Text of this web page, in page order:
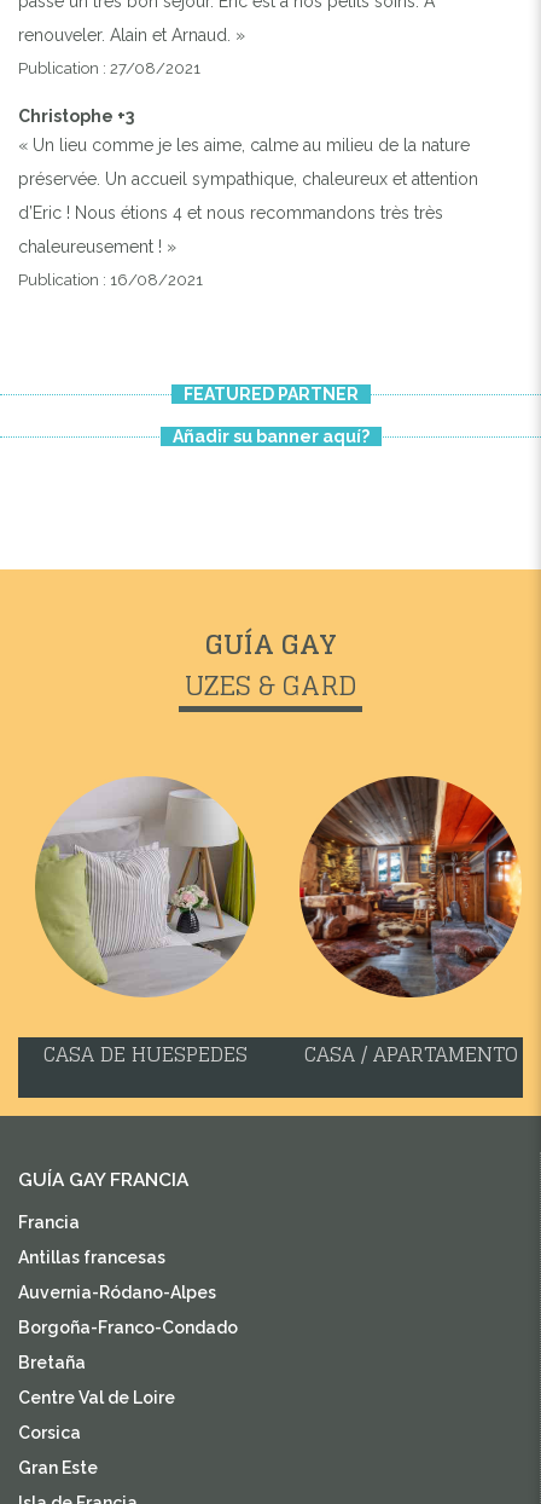
renouveler. Alain et Arnaud. »
Publication : 27/08/2021
Christophe +3
« Un lieu comme je les aime, calme au milieu de la nature
préservée. Un accueil sympathique, chaleureux et attention
d’Eric ! Nous étions 4 et nous recommandons très très
chaleureusement ! »
Publication : 16/08/2021
FEATURED PARTNER
Añadir su banner aquí?
GUÍA GAY
UZES & GARD
CASA DE HUESPEDES CASA / APARTAMENTO
GUÍA GAY FRANCIA
Francia
Antillas francesas
Auvernia-Ródano-Alpes
Borgoña-Franco-Condado
Bretaña
Centre Val de Loire
Corsica
Gran Este